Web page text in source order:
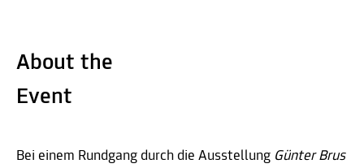
About the
Event
Bei einem Rundgang durch die Ausstellung Günter Brus